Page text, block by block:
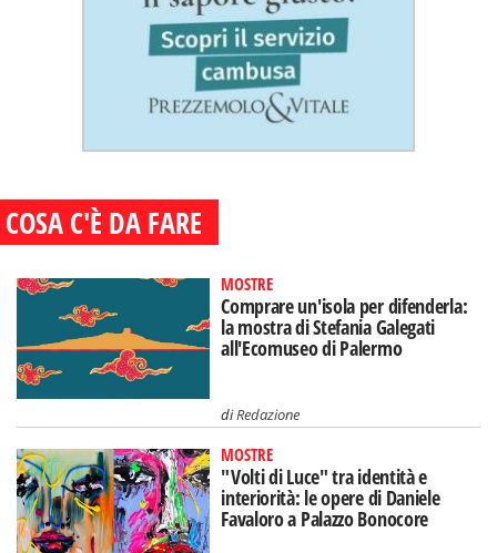
COSA C'È DA FARE
MOSTRE
Comprare un'isola per difenderla:
la mostra di Stefania Galegati
all'Ecomuseo di Palermo
diRedazione
MOSTRE
"Volti di Luce" tra identità e
interiorità: le opere di Daniele
Favaloro a Palazzo Bonocore